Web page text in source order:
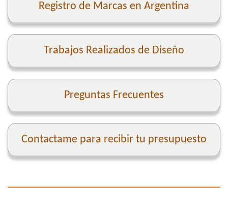
Registro de Marcas en Argentina
Trabajos Realizados de Diseño
Preguntas Frecuentes
Contactame para recibir tu presupuesto